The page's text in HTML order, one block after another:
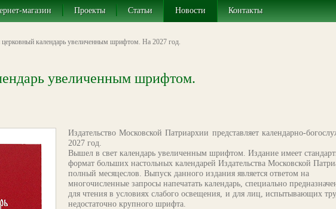
магазин Проекты Статьи Новости Контакты
календарь увеличенным шрифтом. На 2027 год.
увеличенным шрифтом.
Издательство Московской Патриархии представляет календарно-
2027 год.
Вышел в свет календарь увеличенным шрифтом. Издание имеет
формат больших настольных календарей Издательства Московской
полный месяцеслов. Выпуск данного издания является ответом на
многочисленные запросы напечатать календарь, специально
для чтения в условиях слабого освещения, и для лиц, испытывающих
недостаточно крупного шрифта.